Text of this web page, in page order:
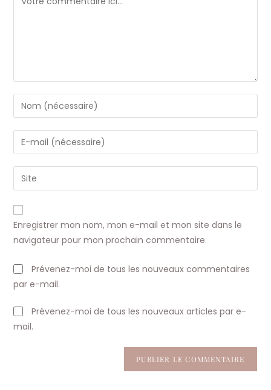
Enter
your
name
or
to
comment
Enter
your
email
address
comment
Saisir
l’URL
de
votre
(facultatif)
Enregistrer mon nom, mon e-mail et mon site dans le
navigateur pour mon prochain commentaire.
Prévenez-moi de tous les nouveaux commentaires
par e-mail.
Prévenez-moi de tous les nouveaux articles par e-
mail.